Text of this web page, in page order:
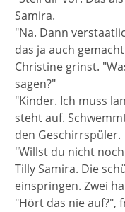
Samira.
"Na. Dann
das ja auch
Christine grinst.
sagen?"
"Kinder. Ich muss
steht auf.
den Geschirrspüler.
"Willst du nicht
Tilly Samira. Die
einspringen. Zwei
"Hört das nie auf?",